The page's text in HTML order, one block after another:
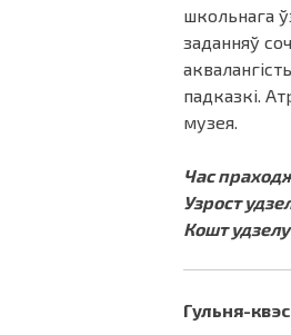
школьнага
заданняў
падказкі.
музея.
Час
Узрост
Кошт
Гульня-